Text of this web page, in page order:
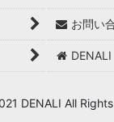
イテント(ライペン)
お問い
DENALI All